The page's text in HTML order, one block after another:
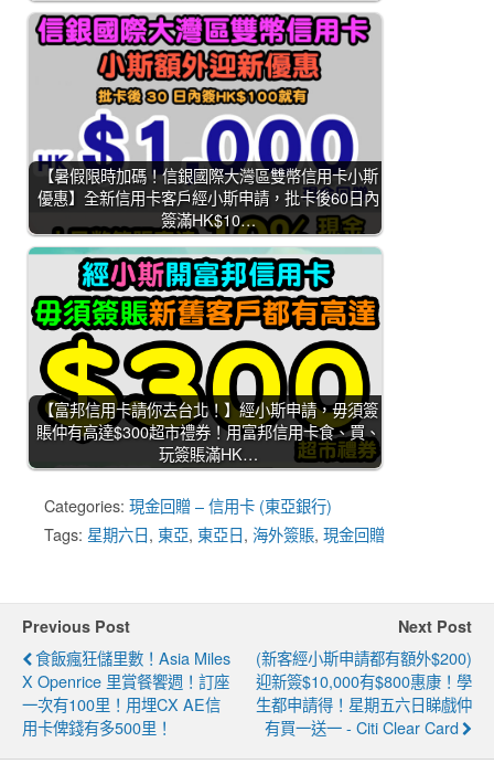
【暑假限時加碼！信銀國際大灣區雙幣信用卡小斯
優惠】全新信用卡客戶經小斯申請，批卡後60日內
簽滿HK$10…
【富邦信用卡請你去台北！】經小斯申請，毋須簽
賬仲有高達$300超市禮券！用富邦信用卡食、買、
玩簽賬滿HK…
Categories: 現金回贈 – 信用卡 (東亞銀行)
Tags: 星期六日, 東亞, 東亞日, 海外簽賬, 現金回贈
Previous Post
食飯瘋狂儲里數！Asia Miles
X Openrice 里賞餐饗週！訂座
一次有100里！用埋CX AE信
用卡俾錢有多500里！
Next Post
(新客經小斯申請都有額外$200)
迎新簽$10,000有$800惠康！學
生都申請得！星期五六日睇戲仲
有買一送一 - Citi Clear Card